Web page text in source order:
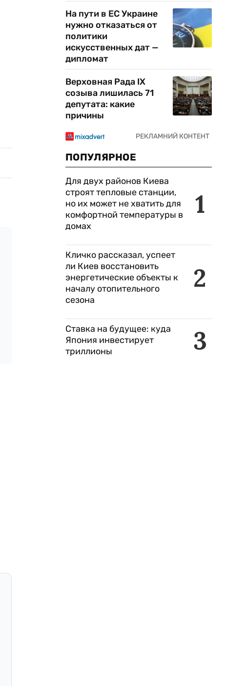
На пути в ЕС Украине
нужно отказаться от
политики
искусственных дат —
дипломат
Верховная Рада IX
созыва лишилась 71
депутата: какие
причины
ПОПУЛЯРНОЕ
1
Для двух районов Киева
строят тепловые станции,
но их может не хватить для
комфортной температуры в
домах
2
Кличко рассказал, успеет
ли Киев восстановить
энергетические объекты к
началу отопительного
сезона
3
Ставка на будущее: куда
Япония инвестирует
триллионы